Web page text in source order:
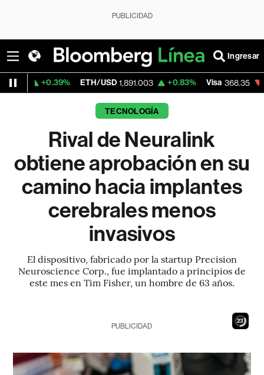
PUBLICIDAD
Ingresar
ETH/USD 1,891.003 +0.83% Visa 368.35 -0.34%
TECNOLOGÍA
Rival de Neuralink
obtiene aprobación en su
camino hacia implantes
cerebrales menos
invasivos
El dispositivo, fabricado por la startup Precision
Neuroscience Corp., fue implantado a principios de
este mes en Tim Fisher, un hombre de 63 años.
21
PUBLICIDAD